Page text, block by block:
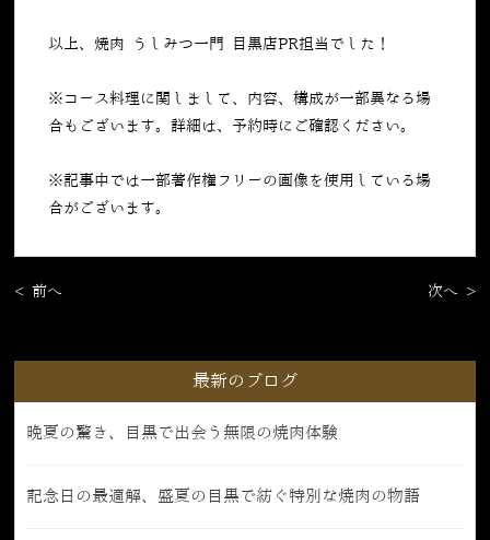
以上、焼肉 うしみつ一門 目黒店PR担当でした！
※コース料理に関しまして、内容、構成が一部異なる場
合もございます。詳細は、予約時にご確認ください。
※記事中では一部著作権フリーの画像を使用している場
合がございます。
< 前へ 次へ >
最新のブログ
晩夏の驚き、目黒で出会う無限の焼肉体験
記念日の最適解、盛夏の目黒で紡ぐ特別な焼肉の物語